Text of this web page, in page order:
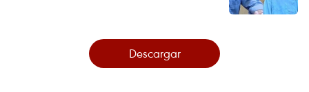
Descargar